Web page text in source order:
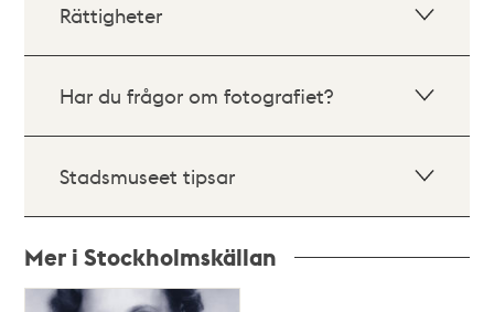
Rättigheter
Har du frågor om fotografiet?
Stadsmuseet tipsar
Mer i Stockholmskällan
Relaterade